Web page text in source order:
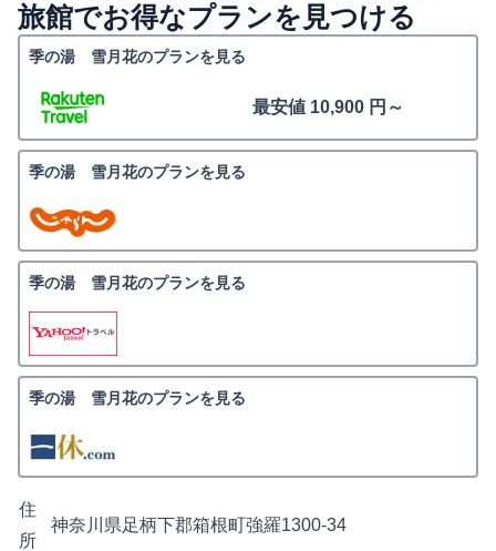
旅館でお得なプランを見つける
季の湯 雪月花のプランを見る
最安値 10,900 円～
季の湯 雪月花のプランを見る
季の湯 雪月花のプランを見る
季の湯 雪月花のプランを見る
住
所
神奈川県足柄下郡箱根町強羅1300-34